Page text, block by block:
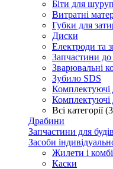
Біти для
Витратні
Губки для
Диски
Електроди та
Запчастини до
Зварювальні
Зубило SDS
Комплектуючі
Комплектуючі
Всі категорії
Драбини
Запчастини для
Засоби
Жилети і
Каски